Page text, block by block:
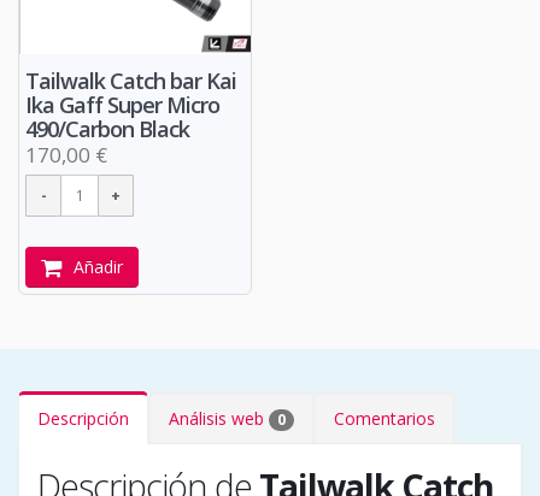
Tailwalk Catch bar Kai
Ika Gaff Super Micro
490/Carbon Black
170,00 €
Añadir
Descripción Análisis web 0 Comentarios
Descripción deTailwalk Catch